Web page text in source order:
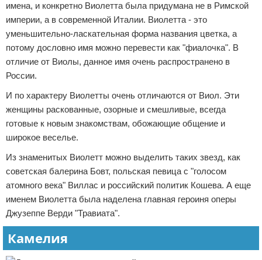
имена, и конкретно Виолетта была придумана не в Римской
империи, а в современной Италии. Виолетта - это
уменьшительно-ласкательная форма названия цветка, а
потому дословно имя можно перевести как "фиалочка". В
отличие от Виолы, данное имя очень распространено в
России.
И по характеру Виолетты очень отличаются от Виол. Эти
женщины раскованные, озорные и смешливые, всегда
готовые к новым знакомствам, обожающие общение и
широкое веселье.
Из знаменитых Виолетт можно выделить таких звезд, как
советская балерина Бовт, польская певица с "голосом
атомного века" Виллас и российский политик Кошева. А еще
именем Виолетта была наделена главная героиня оперы
Джузеппе Верди "Травиата".
Камелия